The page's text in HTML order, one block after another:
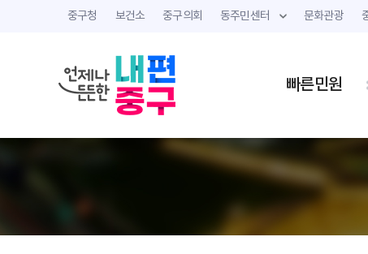
중구청 보건소 중구의회 동주민센터 문화관광
빠른민원